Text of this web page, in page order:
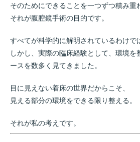
そのためにできることを一つずつ積み重
それが腹腔鏡手術の目的です。
すべてが科学的に解明されているわけで
しかし、実際の臨床経験として、環境
ースを数多く見てきました。
目に見えない着床の世界だからこそ、
見える部分の環境をできる限り整える。
それが私の考えです。